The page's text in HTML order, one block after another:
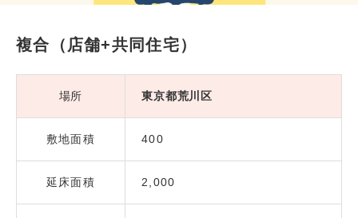
複合（店舗+共同住宅）
場所 東京都荒川区
敷地面積 400
延床面積 2,000